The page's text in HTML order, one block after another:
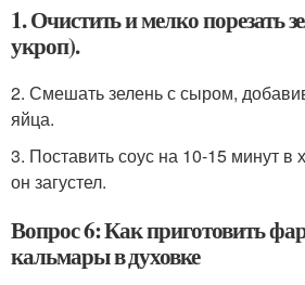
1. Очистить и мелко порезать
укроп).
2. Смешать зелень с сыром,
яйца.
3. Поставить соус на 10-15 минут в
он загустел.
Вопрос 6: Как приготовить
кальмары в духовке